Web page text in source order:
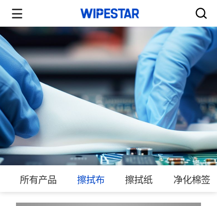
所有产品 擦拭布 擦拭纸 净化棉签